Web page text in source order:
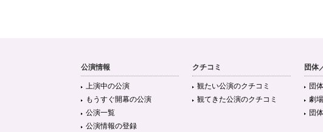
公演情報
上演中の公演
もうすぐ開幕の公演
公演一覧
公演情報の登録
クチコミ
観たい公演のクチコミ
観てきた公演のクチコミ
団体
団
劇
団